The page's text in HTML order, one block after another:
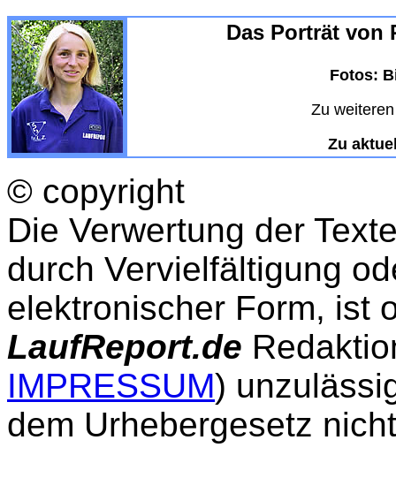
Das Porträt von
Fotos:
Zu
Zu
© copyright
Die Verwertung der
durch Vervielfältigung
elektronischer Form, ist
LaufReport.de
IMPRESSUM)
dem Urhebergesetz